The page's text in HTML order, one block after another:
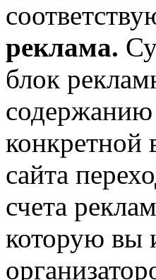
реклама.
блок
содержанию
конкретной
сайта
счета
которую вы